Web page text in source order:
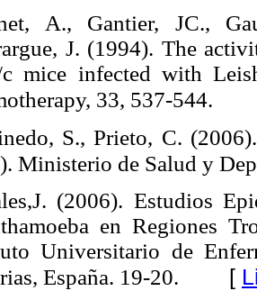
A., Gantier, JC.,
J. (1994). The
mice infected with
33, 537-544.
S., Prieto, C.
Ministerio de Salud y
(2006). Estudios
en Regiones
Universitario de
España. 19-20. [